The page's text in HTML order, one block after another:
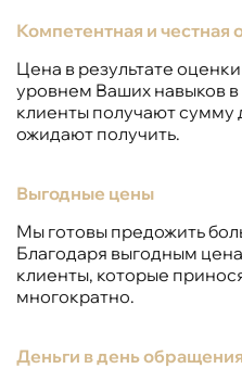
Компетентная и честная
Цена в результате
уровнем Ваших навыков
клиенты получают
ожидают получить.
Выгодные цены
Мы готовы предожить
Благодаря выгодным
клиенты, которые
многократно.
Деньги в день обращения